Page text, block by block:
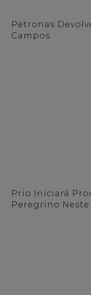
Petronas
Campos
Prio Iniciará
Peregrino Neste